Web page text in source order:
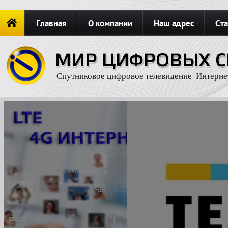
Главная О компании Наш адрес
Новости Карта сайта
Спутниковое цифровое телевидение